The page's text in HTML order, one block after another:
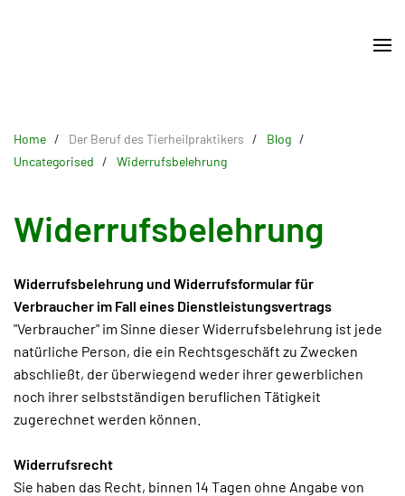
Home Der Beruf des Tierheilpraktikers
Blog
Uncategorised
Widerrufsbelehrung
Widerrufsbelehrung
Widerrufsbelehrung und Widerrufsformular für
Verbraucher im Fall eines Dienstleistungsvertrags
"Verbraucher" im Sinne dieser Widerrufsbelehrung ist jede
natürliche Person, die ein Rechtsgeschäft zu Zwecken
abschließt, der überwiegend weder ihrer gewerblichen
noch ihrer selbstständigen beruflichen Tätigkeit
zugerechnet werden können.
Widerrufsrecht
Sie haben das Recht, binnen 14 Tagen ohne Angabe von